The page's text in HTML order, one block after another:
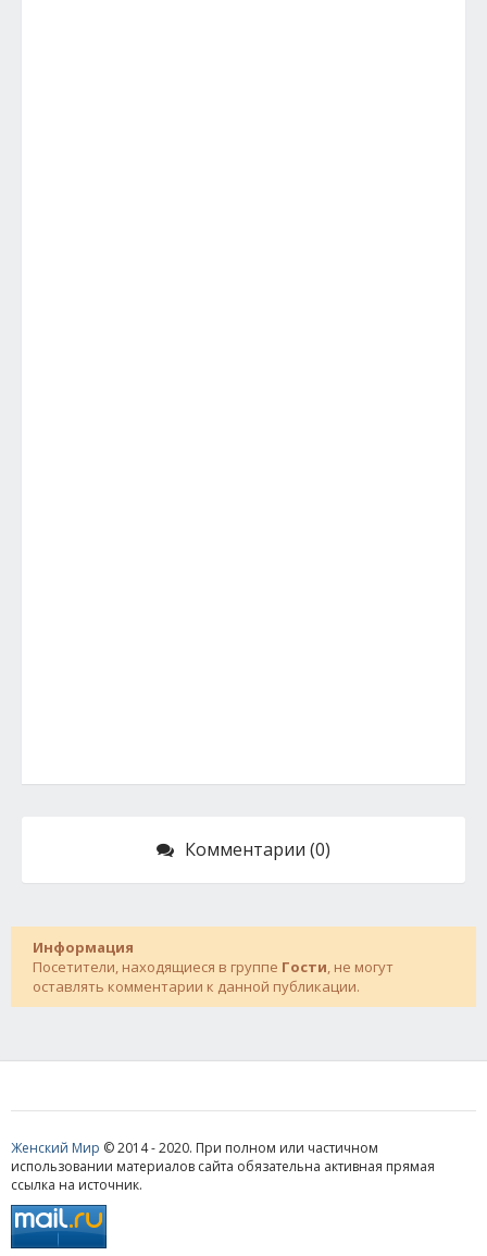
Комментарии (0)
Информация
Посетители, находящиеся в группе Гости, не могут
оставлять комментарии к данной публикации.
Женский Мир © 2014 - 2020. При полном или частичном
использовании материалов сайта обязательна активная прямая
ссылка на источник.